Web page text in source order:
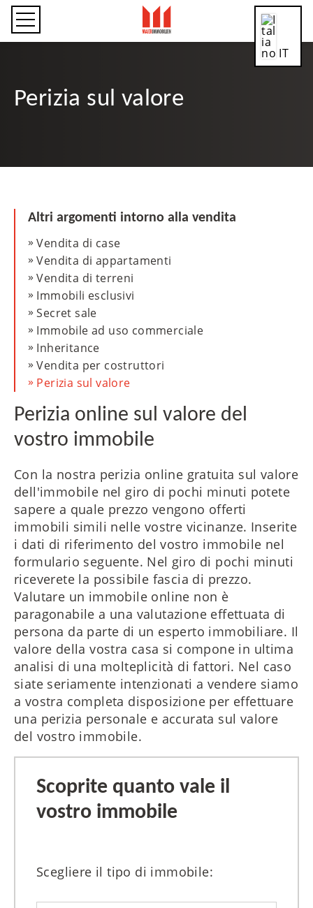
IT
Perizia sul valore
Altri argomenti intorno alla vendita
Vendita di case
Vendita di appartamenti
Vendita di terreni
Immobili esclusivi
Secret sale
Immobile ad uso commerciale
Inheritance
Vendita per costruttori
Perizia sul valore
Perizia online sul valore del
vostro immobile
Con la nostra perizia online gratuita sul valore
dell'immobile nel giro di pochi minuti potete
sapere a quale prezzo vengono offerti
immobili simili nelle vostre vicinanze. Inserite
i dati di riferimento del vostro immobile nel
formulario seguente. Nel giro di pochi minuti
riceverete la possibile fascia di prezzo.
Valutare un immobile online non è
paragonabile a una valutazione effettuata di
persona da parte di un esperto immobiliare. Il
valore della vostra casa si compone in ultima
analisi di una molteplicità di fattori. Nel caso
siate seriamente intenzionati a vendere siamo
a vostra completa disposizione per effettuare
una perizia personale e accurata sul valore
del vostro immobile.
Scoprite quanto vale il
vostro immobile
Scegliere il tipo di immobile: